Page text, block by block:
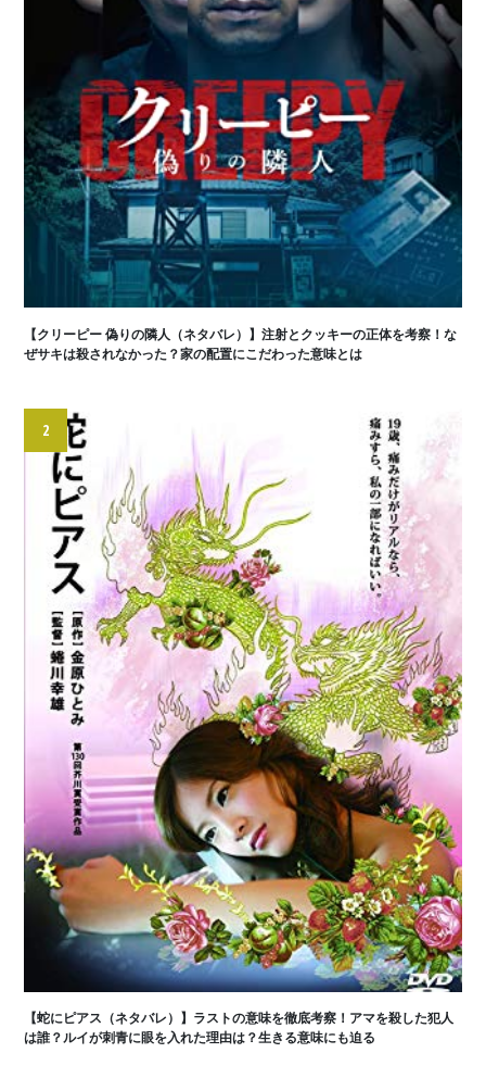
【クリーピー 偽りの隣人（ネタバレ）】注射とクッキーの正体を考察！な
ぜサキは殺されなかった？家の配置にこだわった意味とは
2
【蛇にピアス（ネタバレ）】ラストの意味を徹底考察！アマを殺した犯人
は誰？ルイが刺青に眼を入れた理由は？生きる意味にも迫る